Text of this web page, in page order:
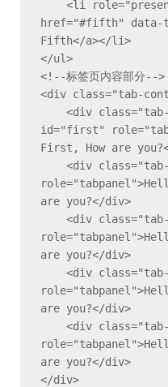
href="#fifth" data-
Fifth</a></li>
</ul>
<!--标签页内容部分-->
<div class="tab-
id="first"
First, How are
are you?</div>
are you?</div>
are you?</div>
are you?</div>
</div>